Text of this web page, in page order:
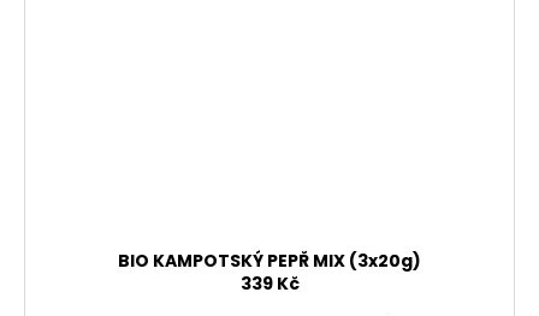
BIO KAMPOTSKÝ PEPŘ MIX (3x20g)
339 Kč